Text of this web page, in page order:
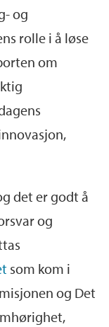
og
rolle i å løse
om
det er godt å
og
som kom i
og Det